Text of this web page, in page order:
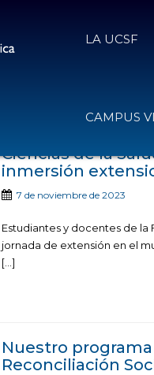
LA UCSF
CAMPUS
Ciencias de la
inmersión
7 de noviembre de 2023
Estudiantes y docentes de la
jornada de extensión en el
[…]
Nuestro
Reconciliación